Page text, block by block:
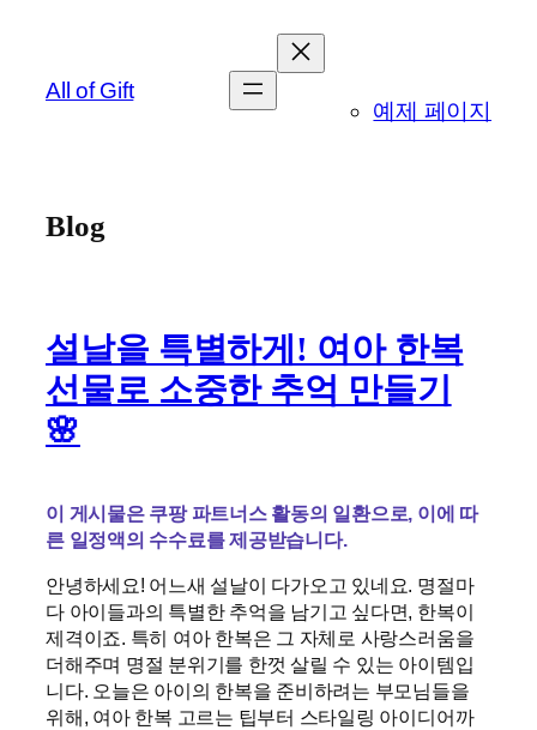
All of Gift
예제 페이지
Blog
설날을 특별하게! 여아 한복
선물로 소중한 추억 만들기
🌸
이 게시물은 쿠팡 파트너스 활동의 일환으로, 이에 따
른 일정액의 수수료를 제공받습니다.
안녕하세요! 어느새 설날이 다가오고 있네요. 명절마
다 아이들과의 특별한 추억을 남기고 싶다면, 한복이
제격이죠. 특히 여아 한복은 그 자체로 사랑스러움을
더해주며 명절 분위기를 한껏 살릴 수 있는 아이템입
니다. 오늘은 아이의 한복을 준비하려는 부모님들을
위해, 여아 한복 고르는 팁부터 스타일링 아이디어까